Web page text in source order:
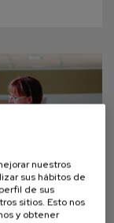
nuestros
sus hábitos de
de sus
sitios. Esto nos
y obtener